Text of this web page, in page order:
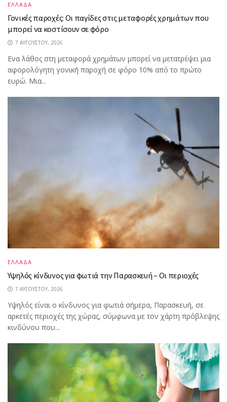
ΕΛΛΑΔΑ
Γονικές παροχές: Οι παγίδες στις μεταφορές χρημάτων που
μπορεί να κοστίσουν σε φόρο
7 ΑΥΓΟΎΣΤΟΥ, 2026
Ενα λάθος στη μεταφορά χρημάτων μπορεί να μετατρέψει μια
αφορολόγητη γονική παροχή σε φόρο 10% από το πρώτο
ευρώ. Μια...
ΕΛΛΑΔΑ
Υψηλός κίνδυνος για φωτιά την Παρασκευή – Οι περιοχές
7 ΑΥΓΟΎΣΤΟΥ, 2026
Υψηλός είναι ο κίνδυνος για φωτιά σήμερα, Παρασκευή, σε
αρκετές περιοχές της χώρας, σύμφωνα με τον χάρτη πρόβλεψης
κινδύνου που...